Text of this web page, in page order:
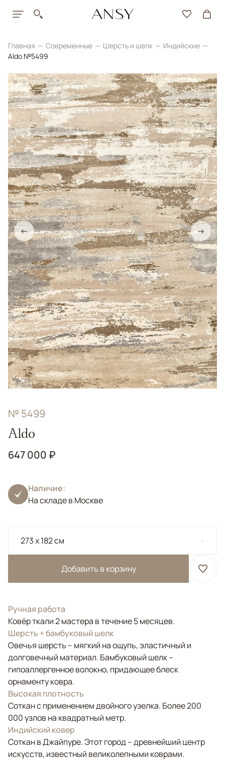
Главная Современные Шерсть и шелк
Индийские
Aldo №5499
← →
№ 5499
Aldo
647 000 ₽
Наличие:
На складе в Москве
273 x 182 см
Добавить в корзину
Ручная работа
Ковёр ткали 2 мастера в течение 5 месяцев.
Шерсть + бамбуковый шелк
Овечья шерсть – мягкий на ощупь, эластичный и
долговечный материал. Бамбуковый шелк –
гипоаллергенное волокно, придающее блеск
орнаменту ковра.
Высокая плотность
Соткан с применением двойного узелка. Более 200
000 узлов на квадратный метр.
Индийский ковер
Соткан в Джайпуре. Этот город – древнейший центр
искусств, известный великолепными коврами.